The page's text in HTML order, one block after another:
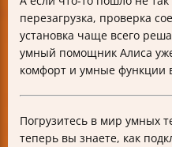
перезагрузка, проверка
установка чаще всего
умный помощник Алиса
комфорт и умные функции
Погрузитесь в мир умных
теперь вы знаете, как